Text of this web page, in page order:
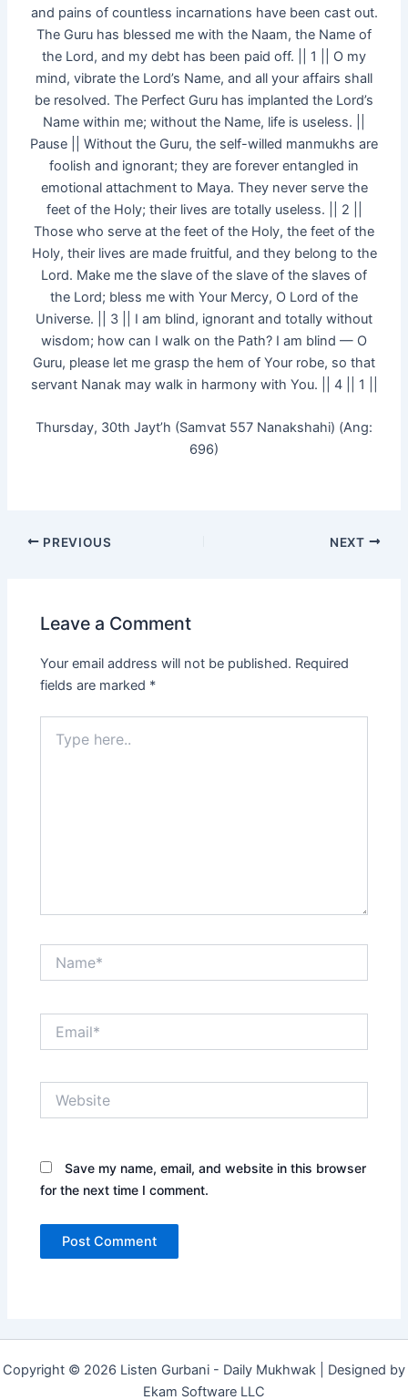
and pains of countless incarnations have been cast out.
The Guru has blessed me with the Naam, the Name of
the Lord, and my debt has been paid off. || 1 || O my
mind, vibrate the Lord’s Name, and all your affairs shall
be resolved. The Perfect Guru has implanted the Lord’s
Name within me; without the Name, life is useless. ||
Pause || Without the Guru, the self-willed manmukhs are
foolish and ignorant; they are forever entangled in
emotional attachment to Maya. They never serve the
feet of the Holy; their lives are totally useless. || 2 ||
Those who serve at the feet of the Holy, the feet of the
Holy, their lives are made fruitful, and they belong to the
Lord. Make me the slave of the slave of the slaves of
the Lord; bless me with Your Mercy, O Lord of the
Universe. || 3 || I am blind, ignorant and totally without
wisdom; how can I walk on the Path? I am blind — O
Guru, please let me grasp the hem of Your robe, so that
servant Nanak may walk in harmony with You. || 4 || 1 ||
Thursday, 30th Jayt’h (Samvat 557 Nanakshahi) (Ang:
696)
PREVIOUS NEXT
Leave a Comment
Your email address will not be published. Required
fields are marked *
here..
Save my name, email, and website in this browser
for the next time I comment.
Copyright © 2026 Listen Gurbani - Daily Mukhwak | Designed by
Ekam Software LLC